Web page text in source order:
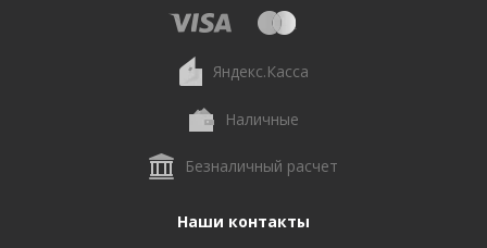
Яндекс.Касса
Наличные
Безналичный расчет
Наши контакты